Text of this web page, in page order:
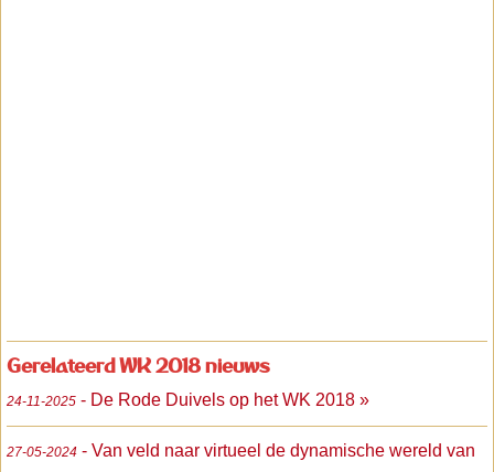
Gerelateerd WK 2018 nieuws
24-11-2025 - De Rode Duivels op het WK 2018 »
27-05-2024 - Van veld naar virtueel de dynamische wereld van